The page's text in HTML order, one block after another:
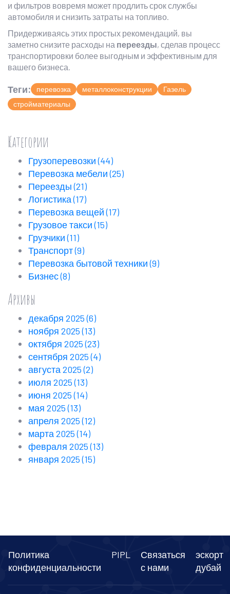
и фильтров вовремя может продлить срок службы
автомобиля и снизить затраты на топливо.
Придерживаясь этих простых рекомендаций, вы
заметно снизите расходы на переезды, сделав процесс
транспортировки более выгодным и эффективным для
вашего бизнеса.
Теги: перевозка металлоконструкции
Газель
стройматериалы
Категории
Грузоперевозки(44)
Перевозка мебели(25)
Переезды(21)
Логистика(17)
Перевозка вещей(17)
Грузовое такси(15)
Грузчики(11)
Транспорт(9)
Перевозка бытовой техники(9)
Бизнес(8)
Архивы
декабря 2025(6)
ноября 2025(13)
октября 2025(23)
сентября 2025(4)
августа 2025(2)
июля 2025(13)
июня 2025(14)
мая 2025(13)
апреля 2025(12)
марта 2025(14)
февраля 2025(13)
января 2025(15)
Политика
конфиденциальности
PIPL
Связаться
с нами
эскорт
дубай